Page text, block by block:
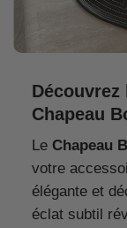
Chapeau
Le Chapeau
votre
élégante et
éclat subtil